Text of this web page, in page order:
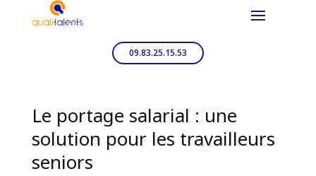
09.83.25.15.53
Le portage salarial : une
solution pour les travailleurs
seniors